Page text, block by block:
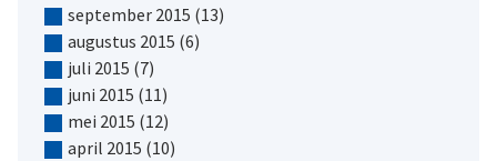
september 2015 (13)
augustus 2015 (6)
juli 2015 (7)
juni 2015 (11)
mei 2015 (12)
april 2015 (10)